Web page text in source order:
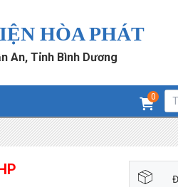
HÒA PHÁT
An, Tỉnh Bình Dương
0